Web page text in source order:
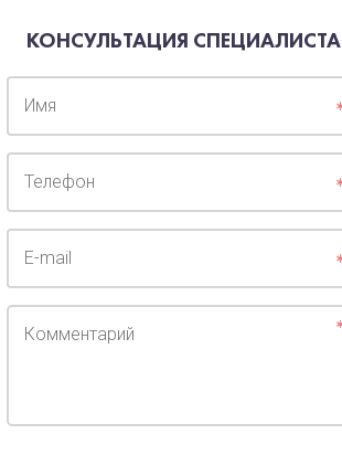
КОНСУЛЬТАЦИЯ СПЕЦИАЛИСТА
Имя
Телефон
E-mail
Комментарий